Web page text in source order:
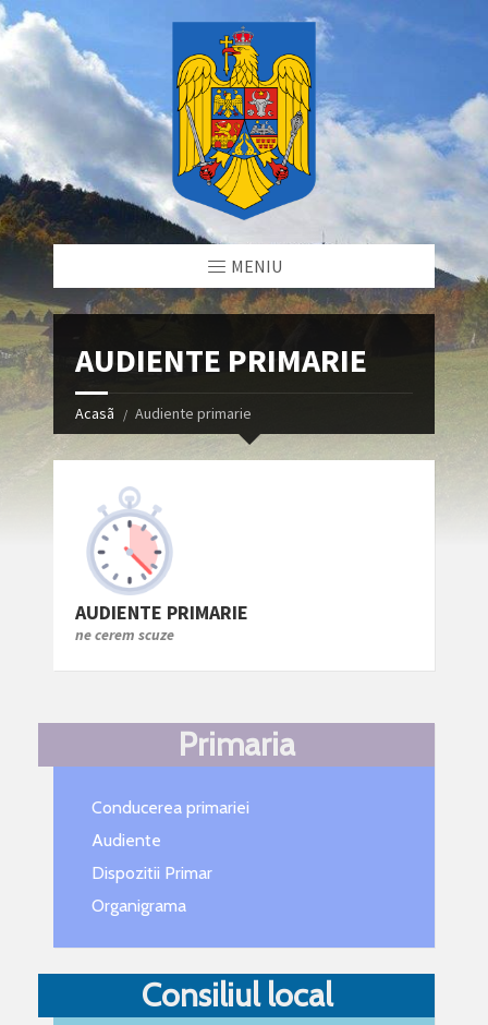
MENIU
AUDIENTE PRIMARIE
Acasã Audiente primarie
AUDIENTE PRIMARIE
ne cerem scuze
Primaria
Conducerea primariei
Audiente
Dispozitii Primar
Organigrama
Consiliul local